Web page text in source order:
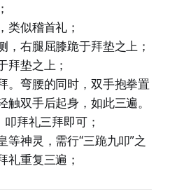
类似稽首礼；
，右腿屈膝跪于拜垫之上；
拜垫之上；
。弯腰的同时，双手抱拳置
触双手后起身，如此三遍。
叩拜礼三拜即可；
等神灵，需行“三跪九叩”之
礼重复三遍；